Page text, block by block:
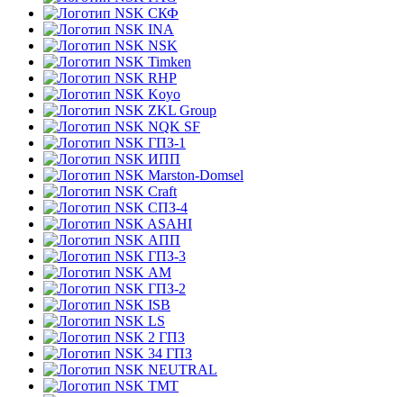
СКФ
INA
NSK
Timken
RHP
Koyo
ZKL Group
NQK SF
ГПЗ-1
ИПП
Marston-Domsel
Craft
СПЗ-4
ASAHI
АПП
ГПЗ-3
АМ
ГПЗ-2
ISB
LS
2 ГПЗ
34 ГПЗ
NEUTRAL
TMT